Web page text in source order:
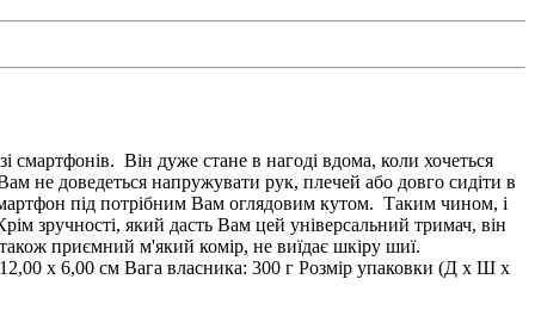
смартфонів. Він дуже стане в нагоді вдома, коли хочеться
не доведеться напружувати рук, плечей або довго сидіти в
під потрібним Вам оглядовим кутом. Таким чином, і
зручності, який дасть Вам цей універсальний тримач, він
приємний м'який комір, не виїдає шкіру шиї.
х 6,00 см Вага власника: 300 г Розмір упаковки (Д x Ш x